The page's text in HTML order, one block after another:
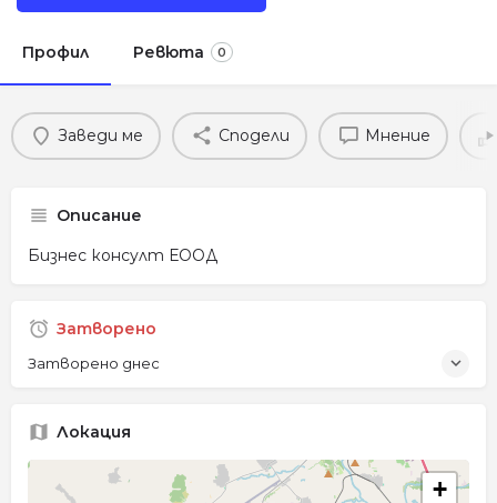
Профил Ревюта 0
Заведи ме Сподели Мнение
Описание
Бизнес консулт ЕООД
Затворено
Затворено днес
Локация
+